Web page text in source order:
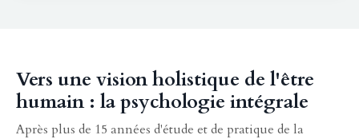
Vers une vision holistique de l'être
humain : la psychologie intégrale
Après plus de 15 années d'étude et de pratique de la